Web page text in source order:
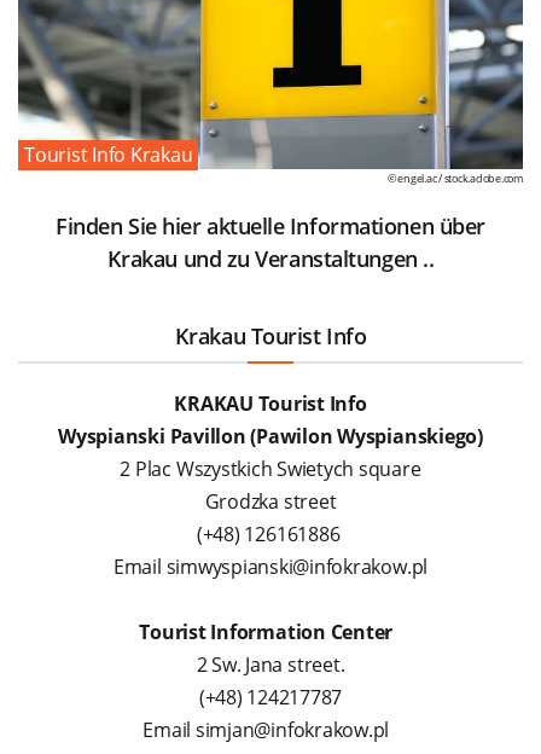
Tourist Info Krakau
© engel.ac /stock.adobe.com
Finden Sie hier aktuelle Informationen über
Krakau und zu Veranstaltungen ..
Krakau Tourist Info
KRAKAU Tourist Info
Wyspianski Pavillon (Pawilon Wyspianskiego)
2 Plac Wszystkich Swietych square
Grodzka street
(+48) 126161886
Email simwyspianski@infokrakow.pl
Tourist Information Center
2 Sw. Jana street.
(+48) 124217787
Email simjan@infokrakow.pl